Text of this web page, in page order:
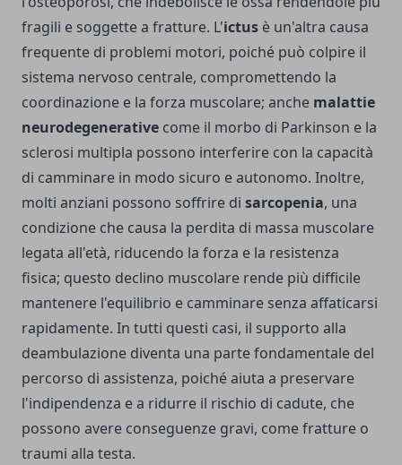
fragili e soggette a fratture. L'ictus è un'altra causa
frequente di problemi motori, poiché può colpire il
sistema nervoso centrale, compromettendo la
coordinazione e la forza muscolare; anche malattie
neurodegenerative come il morbo di Parkinson e la
sclerosi multipla possono interferire con la capacità
di camminare in modo sicuro e autonomo. Inoltre,
molti anziani possono soffrire di sarcopenia, una
condizione che causa la perdita di massa muscolare
legata all'età, riducendo la forza e la resistenza
fisica; questo declino muscolare rende più difficile
mantenere l'equilibrio e camminare senza affaticarsi
rapidamente. In tutti questi casi, il supporto alla
deambulazione diventa una parte fondamentale del
percorso di assistenza, poiché aiuta a preservare
l'indipendenza e a ridurre il rischio di cadute, che
possono avere conseguenze gravi, come fratture o
traumi alla testa.